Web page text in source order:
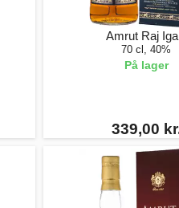
Amrut Raj
70 cl, 40%
På lager
339,00